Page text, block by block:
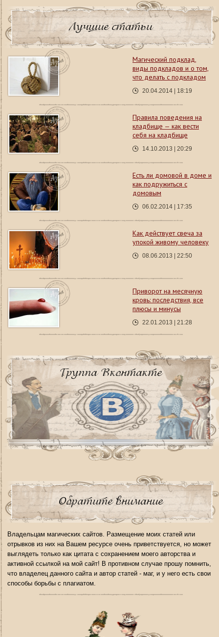
Лучшие статьи
Магический подклад,
виды подкладов и о том,
что делать с подкладом
20.04.2014 | 18:19
Правила поведения на
кладбище — как вести
себя на кладбище
14.10.2013 | 20:29
Есть ли домовой в доме и
как подружиться с
домовым
06.02.2014 | 17:35
Как действует свеча за
упокой живому человеку
08.06.2013 | 22:50
Приворот на месячную
кровь: последствия, все
плюсы и минусы
22.01.2013 | 21:28
Группа Вконтакте
Обратите внимание
Владельцам магических сайтов. Размещение моих статей или
отрывков из них на Вашем ресурсе очень приветствуется, но может
выглядеть только как цитата с сохранением моего авторства и
активной ссылкой на мой сайт! В противном случае прошу помнить,
что владелец данного сайта и автор статей - маг, и у него есть свои
способы борьбы с плагиатом.